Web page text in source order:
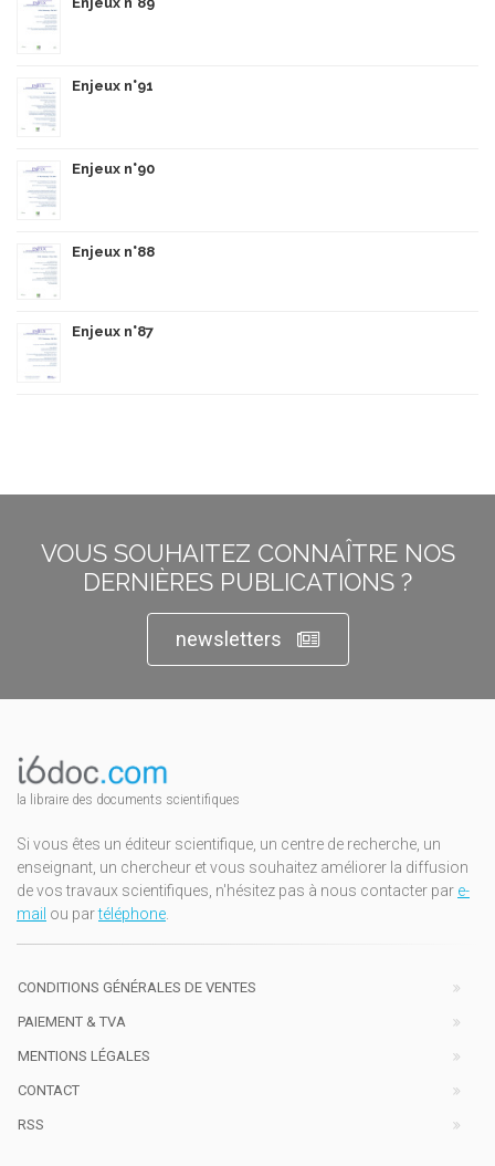
Enjeux n°91
Enjeux n°90
Enjeux n°88
Enjeux n°87
VOUS SOUHAITEZ CONNAÎTRE NOS
DERNIÈRES PUBLICATIONS ?
newsletters
la libraire des documents scientifiques
Si vous êtes un éditeur scientifique, un centre de recherche, un
enseignant, un chercheur et vous souhaitez améliorer la diffusion
de vos travaux scientifiques, n'hésitez pas à nous contacter par e-
mail ou partéléphone.
CONDITIONS GÉNÉRALES DE VENTES
PAIEMENT & TVA
MENTIONS LÉGALES
CONTACT
RSS